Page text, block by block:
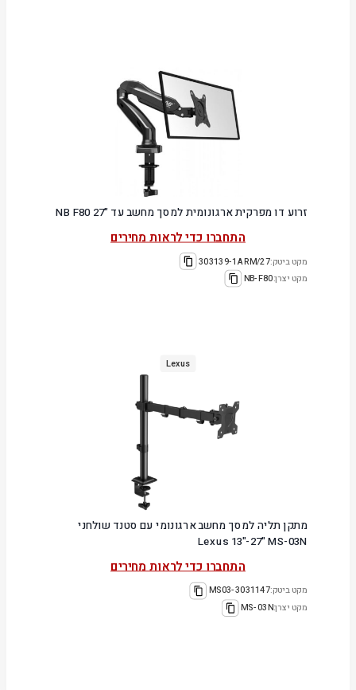
זרוע דו מפרקית ארגונומית למסך מחשב עד "27 NB F80
התחברו כדי לראות מחירים
מקט ביטק:303139-1ARM/27
מקט יצרן:NB-F80
Lexus
מתקן תליה למסך מחשב ארגונומי עם סטנד שולחני
Lexus 13"-27" MS-03N
התחברו כדי לראות מחירים
מקט ביטק:3031147-MS03
מקט יצרן:MS-03N